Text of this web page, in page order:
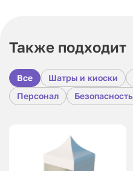
Также подходит
Все Шатры и киоски
Персонал
Безопасность